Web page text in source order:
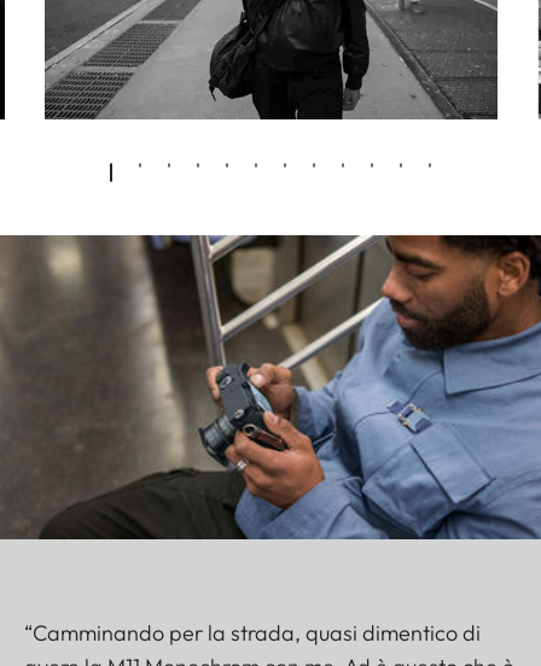
“Camminando per la strada, quasi dimentico di